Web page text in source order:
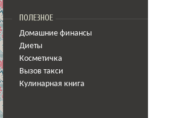
ПОЛЕЗНОЕ
Домашние финансы
Диеты
Косметичка
Вызов такси
Кулинарная книга